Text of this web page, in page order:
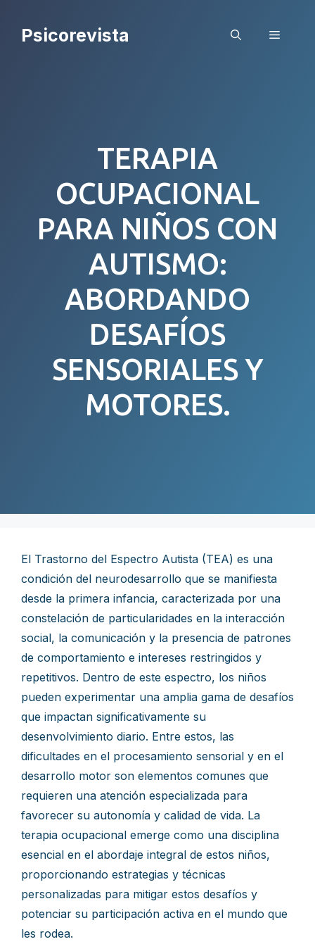
Psicorevista Menú
TERAPIA
OCUPACIONAL
PARA NIÑOS CON
AUTISMO:
ABORDANDO
DESAFÍOS
SENSORIALES Y
MOTORES.
El Trastorno del Espectro Autista (TEA) es una
condición del neurodesarrollo que se manifiesta
desde la primera infancia, caracterizada por una
constelación de particularidades en la interacción
social, la comunicación y la presencia de patrones
de comportamiento e intereses restringidos y
repetitivos. Dentro de este espectro, los niños
pueden experimentar una amplia gama de desafíos
que impactan significativamente su
desenvolvimiento diario. Entre estos, las
dificultades en el procesamiento sensorial y en el
desarrollo motor son elementos comunes que
requieren una atención especializada para
favorecer su autonomía y calidad de vida. La
terapia ocupacional emerge como una disciplina
esencial en el abordaje integral de estos niños,
proporcionando estrategias y técnicas
personalizadas para mitigar estos desafíos y
potenciar su participación activa en el mundo que
les rodea.